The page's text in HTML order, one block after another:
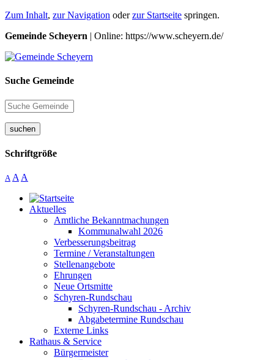
Zum Inhalt, zur Navigation oderzur Startseite springen.
Gemeinde Scheyern | Online: https://www.scheyern.de/
Suche Gemeinde
suchen
Schriftgröße
A A A
Aktuelles
Amtliche Bekanntmachungen
Kommunalwahl 2026
Verbesserungsbeitrag
Termine / Veranstaltungen
Stellenangebote
Ehrungen
Neue Ortsmitte
Schyren-Rundschau
Schyren-Rundschau - Archiv
Abgabetermine Rundschau
Externe Links
Rathaus & Service
Bürgermeister